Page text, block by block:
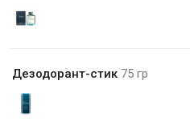
Дезодорант-стик 75 гр